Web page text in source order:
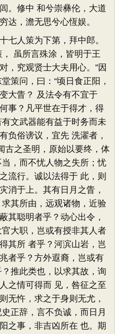
。修中 和兮崇彝伦，大道
达，澹无思兮心恆娱。
人策为下第，拜中郎。
虽所言殊涂，皆明于王
，究观贤士大夫用心。”因
策问，曰：“顷日食正阳，
大眚？ 及法令有不宜于
事？凡平世在于得才，得
文武器能有益于时务而未
负俗谤议，宜先 洗濯者，
古之圣明，原始以要终，体
，而不忧人物之失所；忧
流行。诚以法得于 此，则
消于上。其有日月之眚，
其所由，远观诸物，近验
其聪明者乎？动心出令，
大职，岂或有授非其人者
其所 者乎？河滨山岩，岂
者乎？方外遐裔，岂或有
推此类也，以求其故，询
之情可得而 见，咎征之至
无忤，求之于身则无尤，
正辞，言不负诚，而日月
之事，非吉凶所在 也。期